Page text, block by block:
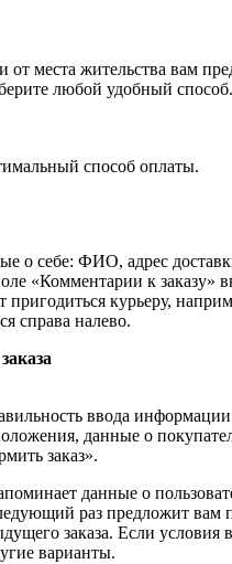
от места жительства вам
любой удобный способ.
способ оплаты.
о себе: ФИО, адрес
«Комментарии к заказу»
пригодиться курьеру,
справа налево.
ввода
данные о
заказ».
данные о
раз предложит вам
заказа. Если условия
варианты.